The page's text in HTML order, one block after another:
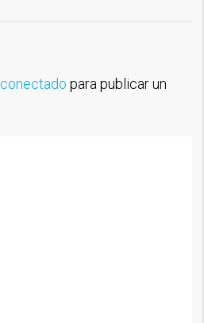
conectado para publicar un